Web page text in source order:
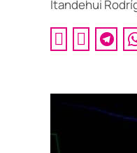
Itandehui